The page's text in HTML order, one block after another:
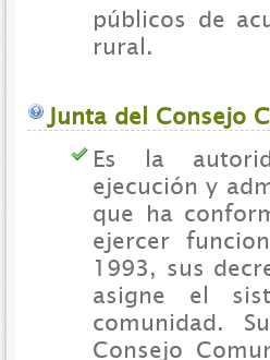
públicos de
rural.
Junta del Consejo
Es la
ejecución y
que ha
ejercer
1993, sus
asigne el
comunidad.
Consejo